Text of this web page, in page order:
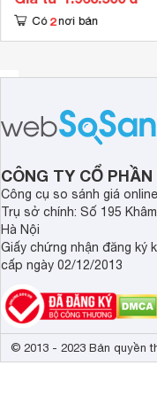
Có 2 nơi bán
CÔNG TY CỔ
Công cụ so sánh giá
Trụ sở chính: Số 195
Hà Nội
Giấy chứng nhận đăng ký
cấp ngày 02/12/2013
© 2013 - 2023 Bản quyền